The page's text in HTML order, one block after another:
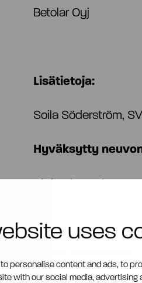
uses
personalise content and ads, to
with our social media,
Betolar Oyj
Lisätietoja:
Soila Söderström,
Hyväksytty
Aktia Alexander